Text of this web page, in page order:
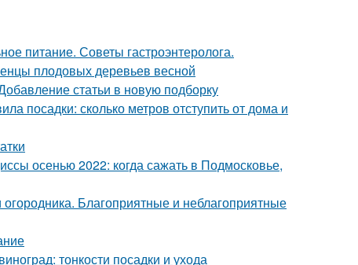
питание. Советы гастроэнтеролога.
плодовых деревьев весной
статьи в новую подборку
посадки: сколько метров отступить от дома и
осенью 2022: когда сажать в Подмосковье,
Благоприятные и неблагоприятные
тонкости посадки и ухода